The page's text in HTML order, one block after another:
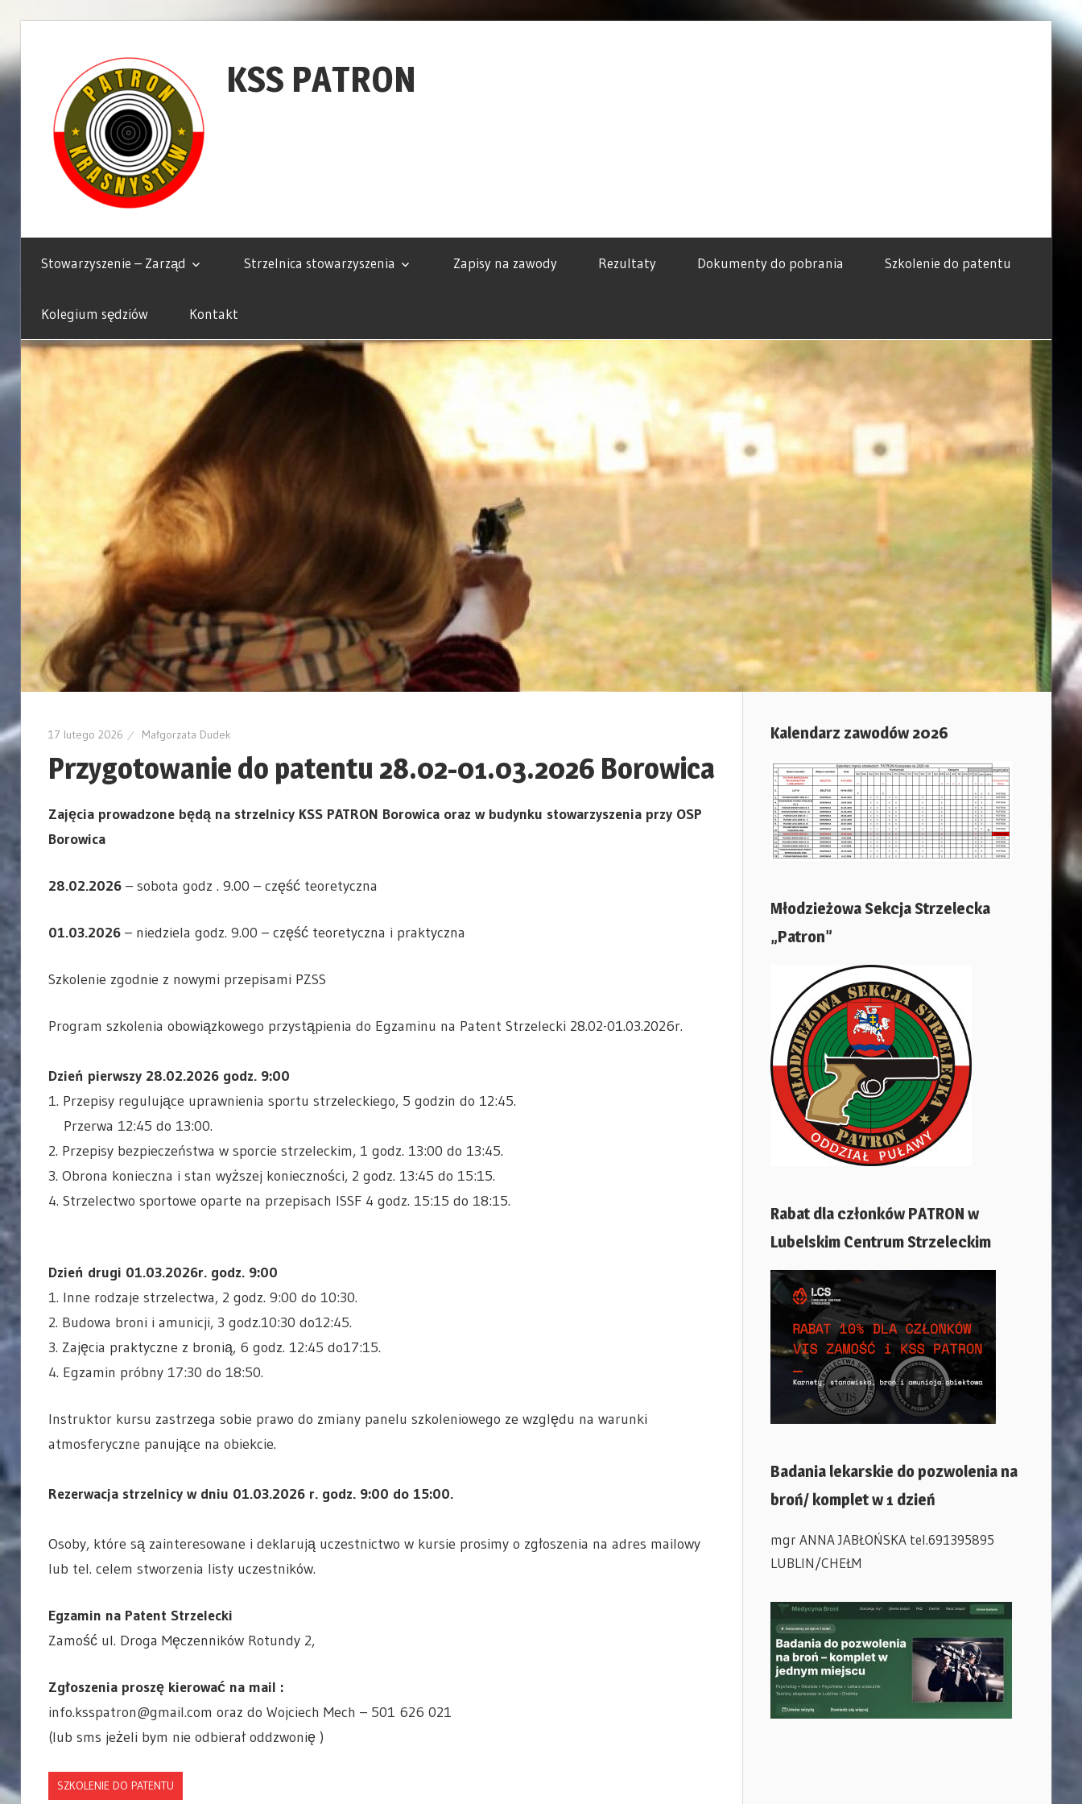
to
content
KSS PATRON
Stowarzyszenie
Strzeleckie
Stowarzyszenie – Zarząd Strzelnica stowarzyszenia Zapisy na zawody Rezultaty Dokumenty do pobrania Szkolenie do patentu
Kolegium sędziów Kontakt
17 lutego 2026 Małgorzata Dudek
Przygotowanie do patentu 28.02-01.03.2026 Borowica
Zajęcia prowadzone będą na strzelnicy KSS PATRON Borowica oraz w budynku stowarzyszenia przy OSP
Borowica
28.02.2026 – sobota godz . 9.00 – część teoretyczna
01.03.2026 – niedziela godz. 9.00 – część teoretyczna i praktyczna
Szkolenie zgodnie z nowymi przepisami PZSS
Program szkolenia obowiązkowego przystąpienia do Egzaminu na Patent Strzelecki 28.02-01.03.2026r.
Dzień pierwszy 28.02.2026 godz. 9:00
1. Przepisy regulujące uprawnienia sportu strzeleckiego, 5 godzin do 12:45.
Przerwa 12:45 do 13:00.
2. Przepisy bezpieczeństwa w sporcie strzeleckim, 1 godz. 13:00 do 13:45.
3. Obrona konieczna i stan wyższej konieczności, 2 godz. 13:45 do 15:15.
4. Strzelectwo sportowe oparte na przepisach ISSF 4 godz. 15:15 do 18:15.
Dzień drugi 01.03.2026r. godz. 9:00
1. Inne rodzaje strzelectwa, 2 godz. 9:00 do 10:30.
2. Budowa broni i amunicji, 3 godz.10:30 do12:45.
3. Zajęcia praktyczne z bronią, 6 godz. 12:45 do17:15.
4. Egzamin próbny 17:30 do 18:50.
Instruktor kursu zastrzega sobie prawo do zmiany panelu szkoleniowego ze względu na warunki
atmosferyczne panujące na obiekcie.
Rezerwacja strzelnicy w dniu 01.03.2026 r. godz. 9:00 do 15:00.
Osoby, które są zainteresowane i deklarują uczestnictwo w kursie prosimy o zgłoszenia na adres mailowy
lub tel. celem stworzenia listy uczestników.
Egzamin na Patent Strzelecki
Zamość ul. Droga Męczenników Rotundy 2,
Zgłoszenia proszę kierować na mail :
info.ksspatron@gmail.com oraz do Wojciech Mech – 501 626 021
(lub sms jeżeli bym nie odbierał oddzwonię )
SZKOLENIE DO PATENTU
Kalendarz zawodów 2026
Młodzieżowa Sekcja Strzelecka
„Patron”
Rabat dla członków PATRON w
Lubelskim Centrum Strzeleckim
Badania lekarskie do pozwolenia na
broń/ komplet w 1 dzień
mgr ANNA JABŁOŃSKA tel.691395895
LUBLIN/CHEŁM